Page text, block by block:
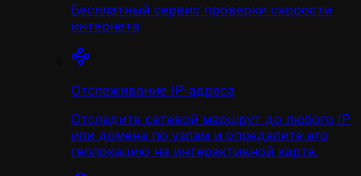
Бесплатный сервис проверки скорости
интернета
Отслеживание IP-адреса
Отследите сетевой маршрут до любого IP
или домена по узлам и определите его
геолокацию на интерактивной карте.